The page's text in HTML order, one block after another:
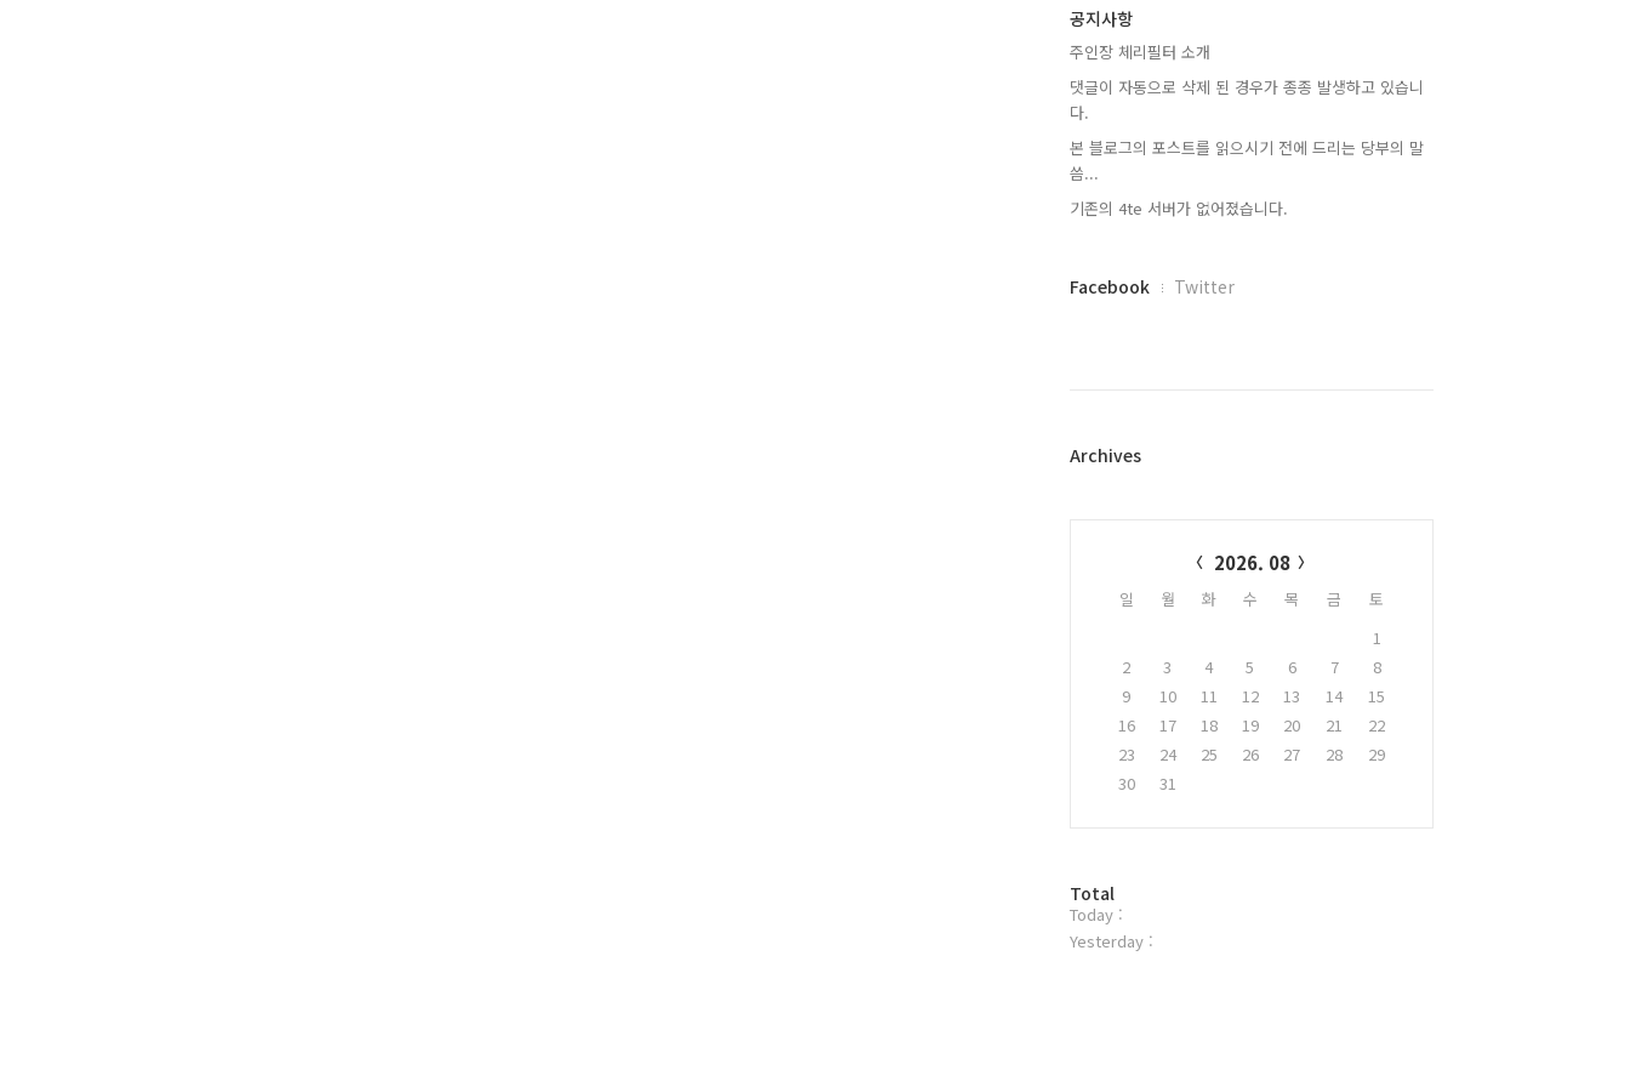
글
공지사항
주인장 체리필터 소개
댓글이 자동으로 삭제 된 경우가 종종 발생하고 있습니
다.
본 블로그의 포스트를 읽으시기 전에 드리는 당부의 말
씀...
기존의 4te 서버가 없어졌습니다.
페
플
Facebook Twitter
Archives
2026. 08
일 월 화 수 목 금
토
1
2
3 4 5 6 7
8
9
10 11 12 13 14
15
16
17 18 19 20 21
22
23
24 25 26 27 28
29
30
31
방
문
자
Total
Today :
Yesterday :